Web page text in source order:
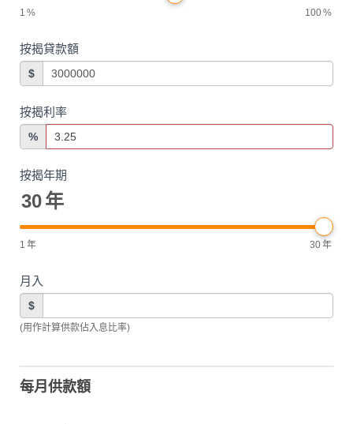
1 % 100%
按揭貸款額
$
按揭利率
%
按揭年期
30年
1 年 30年
月入
$
(用作計算供款佔入息比率)
每月供款額